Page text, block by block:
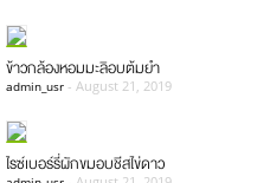
ข้าวกล้องหอมมะลิอบต้มยำ
admin_usr - August 21, 2019
ไรซ์เบอร์รี่ผักขมอบชีสไข่ดาว